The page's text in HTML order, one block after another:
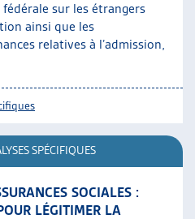
sur les étrangers
ainsi que les
relatives à l’admission,
SPÉCIFIQUES
SOCIALES :
LÉGITIMER LA